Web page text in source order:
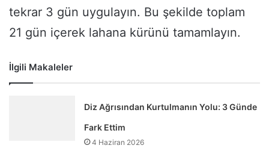
tekrar 3 gün uygulayın. Bu şekilde toplam
21 gün içerek lahana kürünü tamamlayın.
İlgili Makaleler
Diz Ağrısından Kurtulmanın Yolu: 3 Günde
Fark Ettim
4 Haziran 2026